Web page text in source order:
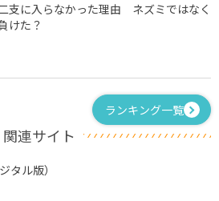
支に入らなかった理由 ネズミではなく
けた？
ランキング一覧
関連サイト
タル版）